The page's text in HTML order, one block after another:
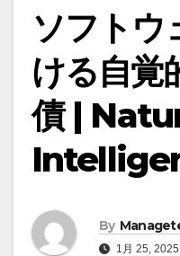
ソフトウ
ける自覚
債 |
By
1月 25, 2025